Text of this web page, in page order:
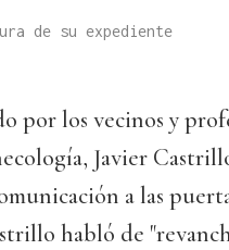
de su expediente
por los vecinos y
Javier
a las
habló de